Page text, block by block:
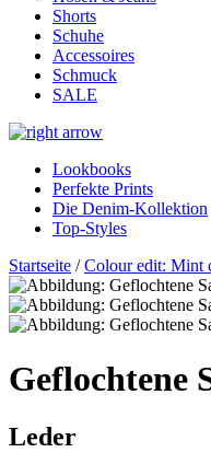
Shorts
Schuhe
Accessoires
Schmuck
SALE
Lookbooks
Perfekte Prints
Die Denim-Kollektion
Top-Styles
Startseite /Colour edit: Mint
Geflochtene
Leder